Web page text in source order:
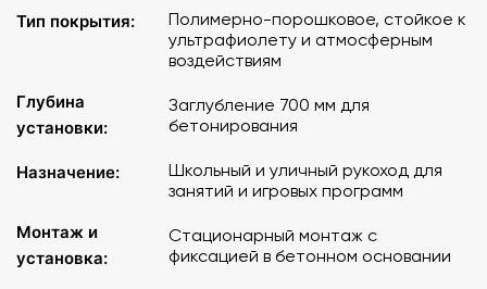
Тип покрытия:
Полимерно-порошковое, стойкое к
ультрафиолету и атмосферным
воздействиям
Глубина
установки:
Заглубление 700 мм для
бетонирования
Назначение:
Школьный и уличный рукоход для
занятий и игровых программ
Монтаж и
установка:
Стационарный монтаж с
фиксацией в бетонном основании